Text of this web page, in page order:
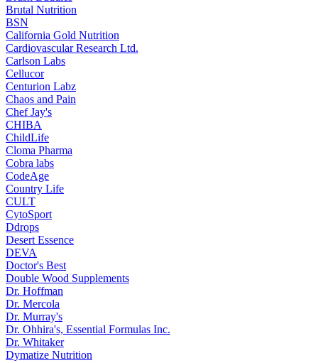
Brutal Nutrition
BSN
California Gold Nutrition
Cardiovascular Research Ltd.
Carlson Labs
Cellucor
Centurion Labz
Chaos and Pain
Chef Jay's
CHIBA
ChildLife
Cloma Pharma
Cobra labs
CodeAge
Country Life
CULT
CytoSport
Ddrops
Desert Essence
DEVA
Doctor's Best
Double Wood Supplements
Dr. Hoffman
Dr. Mercola
Dr. Murray's
Dr. Ohhira's, Essential Formulas Inc.
Dr. Whitaker
Dymatize Nutrition